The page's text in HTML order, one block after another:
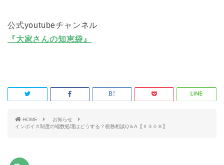
公式youtubeチャンネル
『大家さんの知恵袋』
HOME
お知らせ
インボイス制度の端数処理はどうする？税務相談Q＆A【＃３０８】